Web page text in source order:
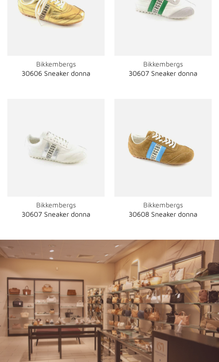
Bikkembergs
30606 Sneaker donna
Bikkembergs
30607 Sneaker donna
Bikkembergs
30607 Sneaker donna
Bikkembergs
30608 Sneaker donna